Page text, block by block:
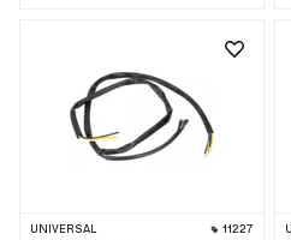
UNIVERSAL 11227